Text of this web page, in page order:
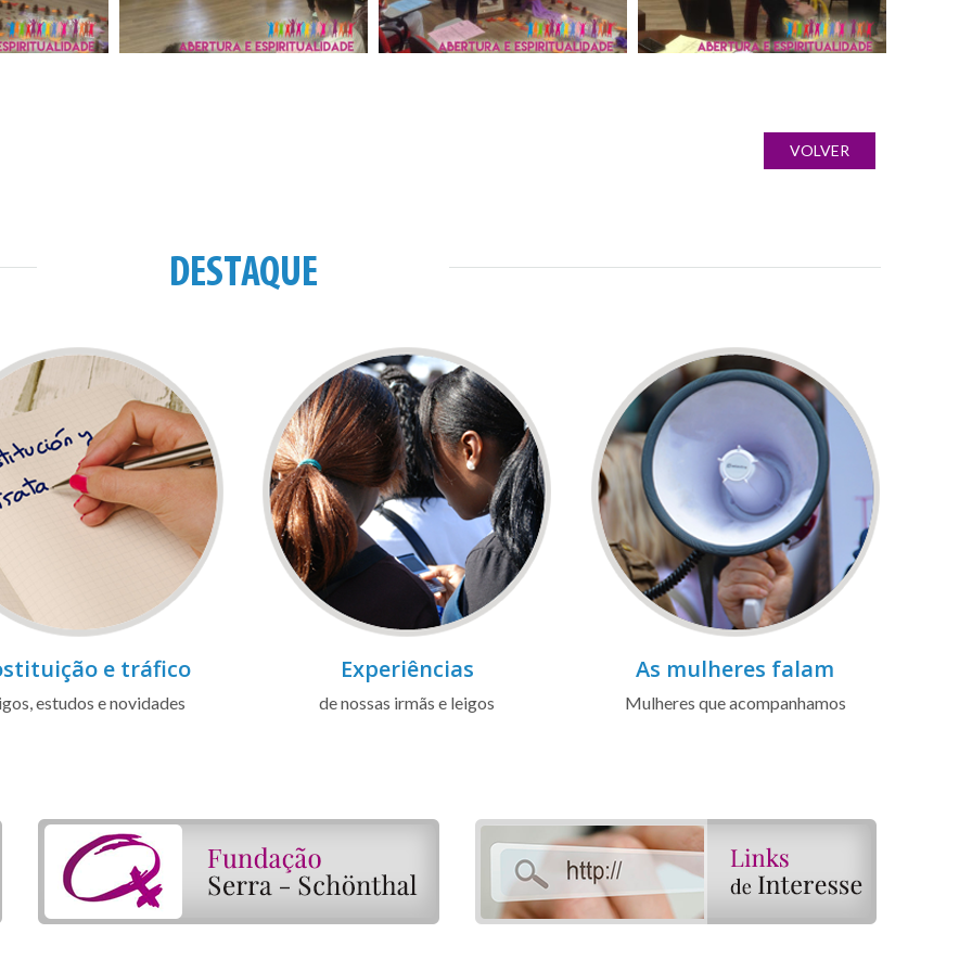
VOLVER
DESTAQUE
e tráfico
estudos e novidades
Experiências
de nossas irmãs e leigos
As mulheres falam
Mulheres que acompanhamos